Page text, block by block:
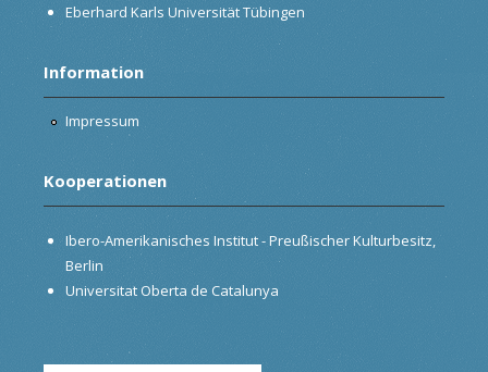
Eberhard Karls Universität Tübingen
Information
Impressum
Kooperationen
Ibero-Amerikanisches Institut - Preußischer Kulturbesitz,
Berlin
Universitat Oberta de Catalunya